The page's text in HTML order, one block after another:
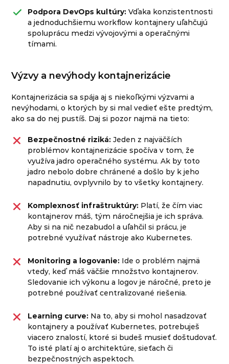
Podpora DevOps kultúry:Vďaka konzistentnosti
a jednoduchšiemu workflow kontajnery uľahčujú
spoluprácu medzi vývojovými a operačnými
tímami.
Výzvy a nevýhody kontajnerizácie
Kontajnerizácia sa spája aj s niekoľkými výzvami a
nevýhodami, o ktorých by si mal vedieť ešte predtým,
ako sa do nej pustíš. Daj si pozor najmä na tieto:
Bezpečnostné riziká:Jeden z najväčších
problémov kontajnerizácie spočíva v tom, že
využíva jadro operačného systému. Ak by toto
jadro nebolo dobre chránené a došlo by k jeho
napadnutiu, ovplyvnilo by to všetky kontajnery.
Komplexnosť infraštruktúry: Platí, že čím viac
kontajnerov máš, tým náročnejšia je ich správa.
Aby si na nič nezabudol a uľahčil si prácu, je
potrebné využívať nástroje ako Kubernetes.
Monitoring a logovanie: Ide o problém najmä
vtedy, keď máš väčšie množstvo kontajnerov.
Sledovanie ich výkonu a logov je náročné, preto je
potrebné používať centralizované riešenia.
Learning curve: Na to, aby si mohol nasadzovať
kontajnery a používať Kubernetes, potrebuješ
viacero znalostí, ktoré si budeš musieť doštudovať.
To isté platí aj o architektúre, sieťach či
bezpečnostných aspektoch.